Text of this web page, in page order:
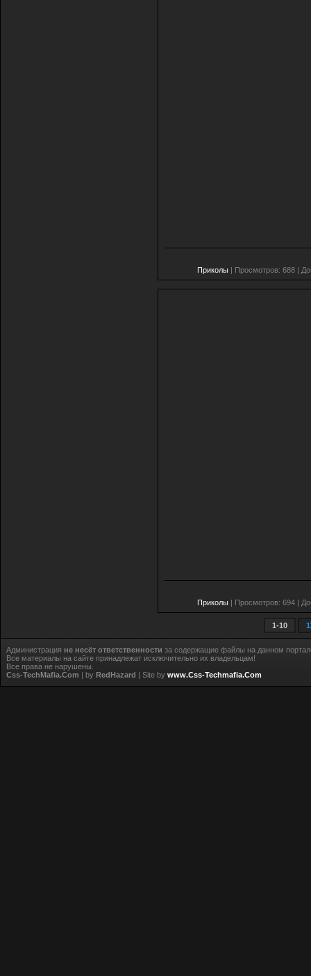
Приколы| Просмотров: 688 |
Приколы| Просмотров: 694 |
1-10
Администрация не несёт ответственности за содержащие файлы на данном
Все материалы на сайте принадлежат исключительно их владельцам!
Все права не нарушены.
Css-TechMafia.Com | by RedHazard | Site by www.Css-Techmafia.Com